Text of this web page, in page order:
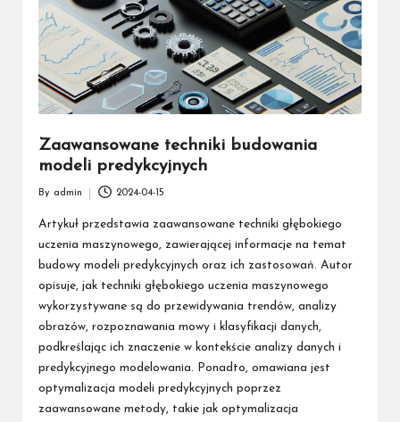
Zaawansowane techniki budowania
modeli predykcyjnych
by
By admin 2024-04-15
Artykuł przedstawia zaawansowane techniki głębokiego
uczenia maszynowego, zawierającej informacje na temat
budowy modeli predykcyjnych oraz ich zastosowań. Autor
opisuje, jak techniki głębokiego uczenia maszynowego
wykorzystywane są do przewidywania trendów, analizy
obrazów, rozpoznawania mowy i klasyfikacji danych,
podkreślając ich znaczenie w kontekście analizy danych i
predykcyjnego modelowania. Ponadto, omawiana jest
optymalizacja modeli predykcyjnych poprzez
zaawansowane metody, takie jak optymalizacja